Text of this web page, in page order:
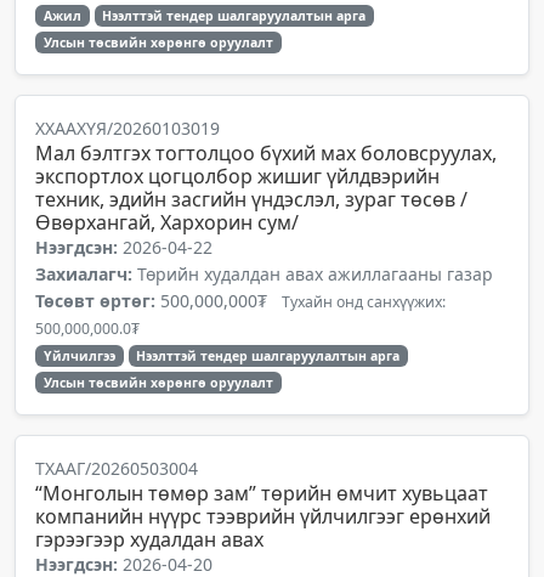
Ажил
Нээлттэй тендер шалгаруулалтын арга
Улсын төсвийн хөрөнгө оруулалт
ХХААХҮЯ/20260103019
Мал бэлтгэх тогтолцоо бүхий мах боловсруулах,
экспортлох цогцолбор жишиг үйлдвэрийн
техник, эдийн засгийн үндэслэл, зураг төсөв /
Өвөрхангай, Хархорин сум/
Нээгдсэн: 2026-04-22
Захиалагч: Төрийн худалдан авах ажиллагааны газар
Төсөвт өртөг: 500,000,000₮ Тухайн онд санхүүжих:
500,000,000.0₮
Үйлчилгээ
Нээлттэй тендер шалгаруулалтын арга
Улсын төсвийн хөрөнгө оруулалт
ТХААГ/20260503004
“Монголын төмөр зам” төрийн өмчит хувьцаат
компанийн нүүрс тээврийн үйлчилгээг ерөнхий
гэрээгээр худалдан авах
Нээгдсэн: 2026-04-20